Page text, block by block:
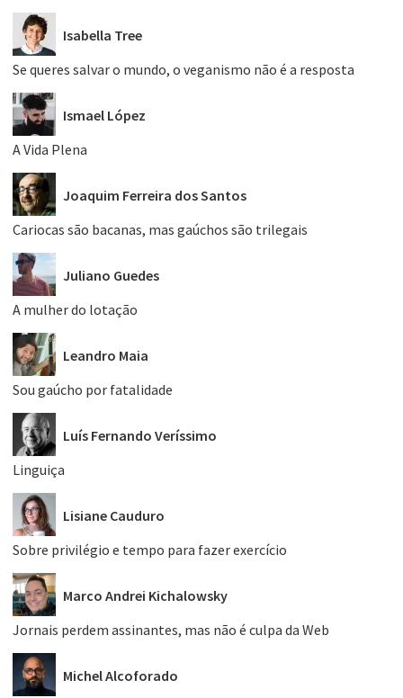
Isabella Tree
Se queres salvar o mundo, o veganismo não é a resposta
Ismael López
A Vida Plena
Joaquim Ferreira dos Santos
Cariocas são bacanas, mas gaúchos são trilegais
Juliano Guedes
A mulher do lotação
Leandro Maia
Sou gaúcho por fatalidade
Luís Fernando Veríssimo
Linguiça
Lisiane Cauduro
Sobre privilégio e tempo para fazer exercício
Marco Andrei Kichalowsky
Jornais perdem assinantes, mas não é culpa da Web
Michel Alcoforado